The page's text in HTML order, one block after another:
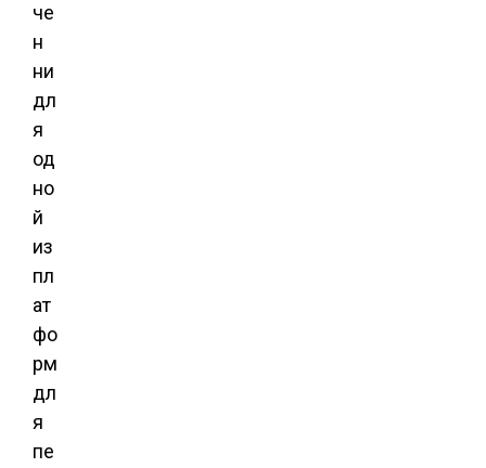
че
н
ни
дл
я
од
но
й
из
пл
ат
фо
рм
дл
я
пе